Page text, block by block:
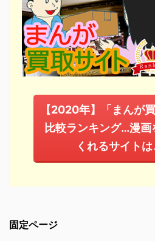
【2020年】「まんが
比較ランキング…漫画
くれるサイトは
固定ページ